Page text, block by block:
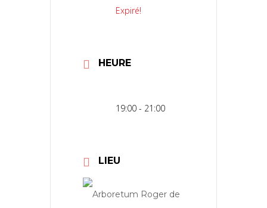
Expiré!
HEURE
19:00 - 21:00
LIEU